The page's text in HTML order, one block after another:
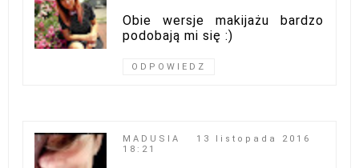
Obie wersje makijażu bardzo
podobają mi się :)
ODPOWIEDZ
MADUSIA
13 listopada 2016
18:21